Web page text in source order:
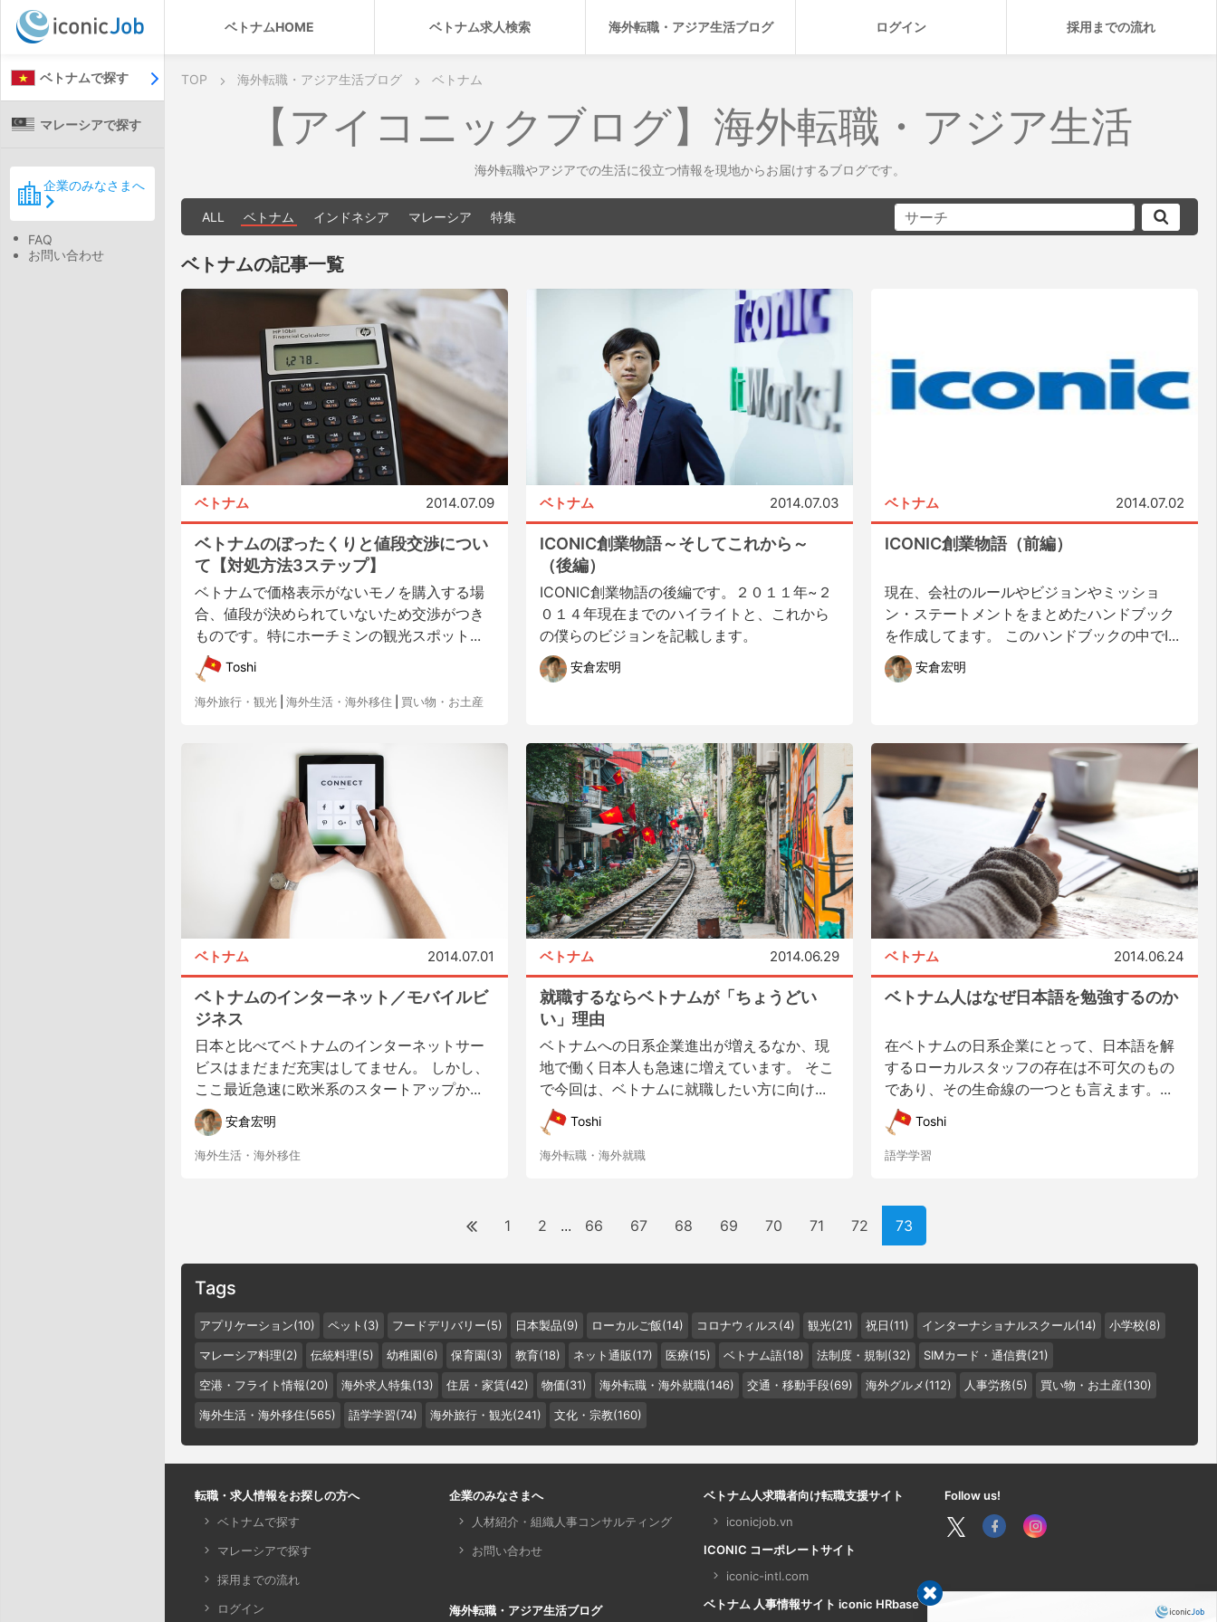
ベトナムHOME ベトナム求人検索 海外転職・アジア生活ブログ ログイン 採用までの流れ
ベトナムで探す
マレーシアで探す
企業のみなさまへ
FAQ
お問い合わせ
TOP 海外転職・アジア生活ブログ ベトナム
【アイコニックブログ】海外転職・アジア生活
海外転職やアジアでの生活に役立つ情報を現地からお届けするブログです。
ALL ベトナム インドネシア マレーシア 特集
ベトナムの記事一覧
ベトナム 2014.07.09
ベトナムのぼったくりと値段交渉につい
て【対処方法3ステップ】
ベトナムで価格表示がないモノを購入する場
合、値段が決められていないため交渉がつき
ものです。特にホーチミンの観光スポット...
Toshi
海外旅行・観光 海外生活・海外移住 買い物・お土産
ベトナム 2014.07.03
ICONIC創業物語～そしてこれから～
（後編）
ICONIC創業物語の後編です。２０１１年~２
０１４年現在までのハイライトと、これから
の僕らのビジョンを記載します。
安倉宏明
ベトナム 2014.07.02
ICONIC創業物語（前編）
現在、会社のルールやビジョンやミッショ
ン・ステートメントをまとめたハンドブック
を作成してます。 このハンドブックの中でI...
安倉宏明
ベトナム 2014.07.01
ベトナムのインターネット／モバイルビ
ジネス
日本と比べてベトナムのインターネットサー
ビスはまだまだ充実はしてません。 しかし、
ここ最近急速に欧米系のスタートアップか...
安倉宏明
海外生活・海外移住
ベトナム 2014.06.29
就職するならベトナムが「ちょうどい
い」理由
ベトナムへの日系企業進出が増えるなか、現
地で働く日本人も急速に増えています。 そこ
で今回は、ベトナムに就職したい方に向け...
Toshi
海外転職・海外就職
ベトナム 2014.06.24
ベトナム人はなぜ日本語を勉強するのか
在ベトナムの日系企業にとって、日本語を解
するローカルスタッフの存在は不可欠のもの
であり、その生命線の一つとも言えます。...
Toshi
語学学習
1 2 66 67 68 69 70 71 72 73
Tags
アプリケーション(10) ペット(3) フードデリバリー(5) 日本製品(9) ローカルご飯(14) コロナウィルス(4) 観光(21) 祝日(11) インターナショナルスクール(14) 小学校(8)
マレーシア料理(2) 伝統料理(5) 幼稚園(6) 保育園(3) 教育(18) ネット通販(17) 医療(15) ベトナム語(18) 法制度・規制(32) SIMカード・通信費(21)
空港・フライト情報(20) 海外求人特集(13) 住居・家賃(42) 物価(31) 海外転職・海外就職(146) 交通・移動手段(69) 海外グルメ(112) 人事労務(5) 買い物・お土産(130)
海外生活・海外移住(565) 語学学習(74) 海外旅行・観光(241) 文化・宗教(160)
転職・求人情報をお探しの方へ
ベトナムで探す
マレーシアで探す
採用までの流れ
ログイン
企業のみなさまへ
人材紹介・組織人事コンサルティング
お問い合わせ
海外転職・アジア生活ブログ
ベトナム人求職者向け転職支援サイト
iconicjob.vn
ICONIC コーポレートサイト
iconic-intl.com
ベトナム 人事情報サイト iconic HRbase
Follow us!